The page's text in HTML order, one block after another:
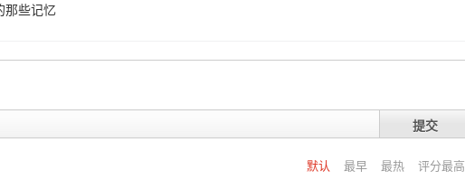
那些记忆
提交
默认 最早 最热 评分最高